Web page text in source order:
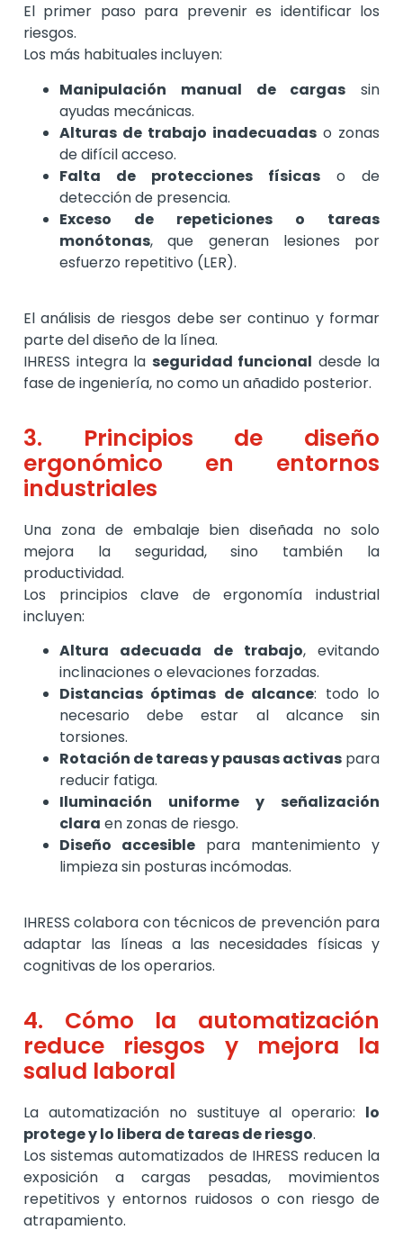
El primer paso para prevenir es identificar los
riesgos.
Los más habituales incluyen:
Manipulación manual de cargas sin
ayudas mecánicas.
Alturas de trabajo inadecuadas o zonas
de difícil acceso.
Falta de protecciones físicas o de
detección de presencia.
Exceso de repeticiones o tareas
monótonas, que generan lesiones por
esfuerzo repetitivo (LER).
El análisis de riesgos debe ser continuo y formar
parte del diseño de la línea.
IHRESS integra la seguridad funcional desde la
fase de ingeniería, no como un añadido posterior.
3. Principios de diseño
ergonómico en entornos
industriales
Una zona de embalaje bien diseñada no solo
mejora la seguridad, sino también la
productividad.
Los principios clave de ergonomía industrial
incluyen:
Altura adecuada de trabajo, evitando
inclinaciones o elevaciones forzadas.
Distancias óptimas de alcance: todo lo
necesario debe estar al alcance sin
torsiones.
Rotación de tareas y pausas activas para
reducir fatiga.
Iluminación uniforme y señalización
clara en zonas de riesgo.
Diseño accesible para mantenimiento y
limpieza sin posturas incómodas.
IHRESS colabora con técnicos de prevención para
adaptar las líneas a las necesidades físicas y
cognitivas de los operarios.
4. Cómo la automatización
reduce riesgos y mejora la
salud laboral
La automatización no sustituye al operario: lo
protege y lo libera de tareas de riesgo.
Los sistemas automatizados de IHRESS reducen la
exposición a cargas pesadas, movimientos
repetitivos y entornos ruidosos o con riesgo de
atrapamiento.